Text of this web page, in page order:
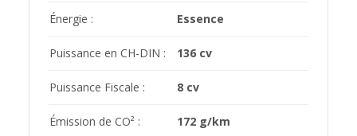
Énergie : Essence
Puissance en CH-DIN : 136 cv
Puissance Fiscale : 8 cv
Émission de CO² : 172 g/km